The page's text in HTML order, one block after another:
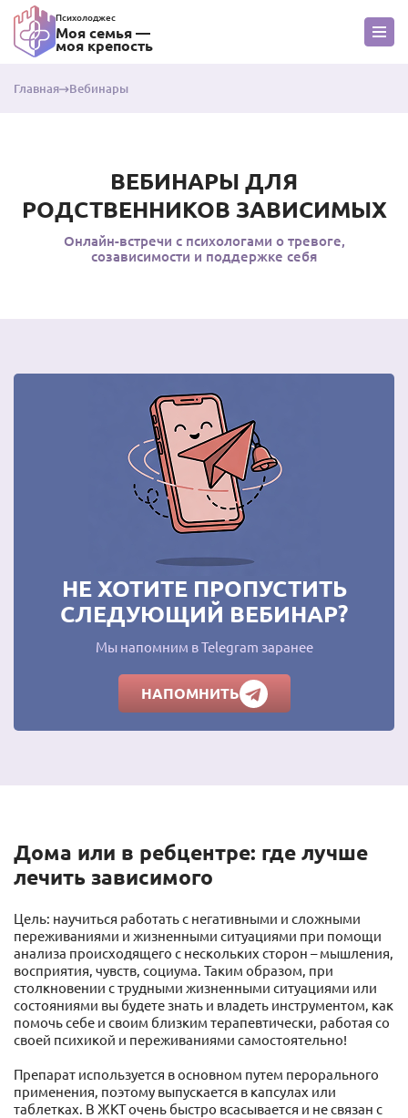
Психолоджес
Моя семья —
моя крепость
Главная Вебинары
ВЕБИНАРЫ ДЛЯ
РОДСТВЕННИКОВ ЗАВИСИМЫХ
Онлайн-встречи с психологами о тревоге,
созависимости и поддержке себя
НЕ ХОТИТЕ ПРОПУСТИТЬ
СЛЕДУЮЩИЙ ВЕБИНАР?
Мы напомним в Telegram заранее
НАПОМНИТЬ
Дома или в ребцентре: где лучше
лечить зависимого
Цель: научиться работать с негативными и сложными
переживаниями и жизненными ситуациями при помощи
анализа происходящего с нескольких сторон – мышления,
восприятия, чувств, социума. Таким образом, при
столкновении с трудными жизненными ситуациями или
состояниями вы будете знать и владеть инструментом, как
помочь себе и своим близким терапевтически, работая со
своей психикой и переживаниями самостоятельно!
Препарат используется в основном путем перорального
применения, поэтому выпускается в капсулах или
таблетках. В ЖКТ очень быстро всасывается и не связан с